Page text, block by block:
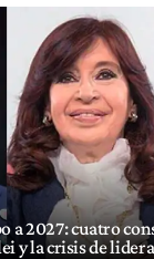
a 2027: cuatro
y la crisis de